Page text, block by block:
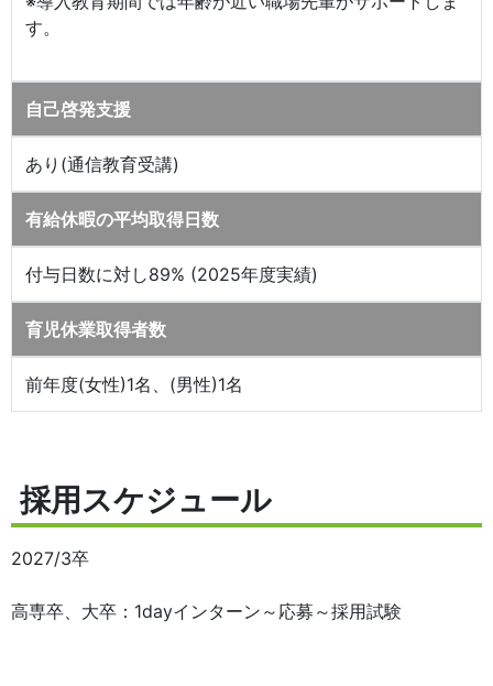
す。
自己啓発支援
あり(通信教育受講)
有給休暇の平均取得日数
付与日数に対し89% (2025年度実績)
育児休業取得者数
前年度(女性)1名、(男性)1名
採用スケジュール
2027/3卒
高専卒、大卒：1dayインターン～応募～採用試験